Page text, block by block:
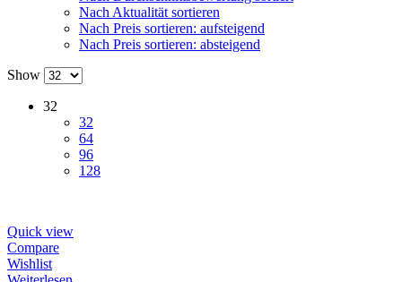
Nach Aktualität sortieren
Nach Preis sortieren: aufsteigend
Nach Preis sortieren: absteigend
Show
32
32
64
96
128
Quick view
Compare
Wishlist